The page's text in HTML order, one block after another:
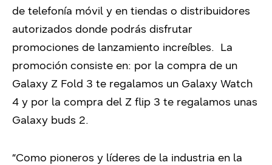
de telefonía móvil y en tiendas o distribuidores
autorizados donde podrás disfrutar
promociones de lanzamiento increíbles. La
promoción consiste en: por la compra de un
Galaxy Z Fold 3 te regalamos un Galaxy Watch
4 y por la compra del Z flip 3 te regalamos unas
Galaxy buds 2.
“Como pioneros y líderes de la industria en la